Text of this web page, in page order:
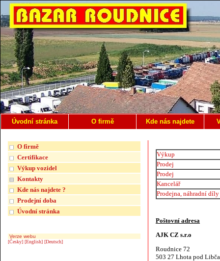
Úvodní stránka O firmě Kde nás najdete
O firmě
Certifikace
Výkup vozidel
Kontakty
Kde nás najdete ?
Prodejní doba
Úvodní stránka
Verze webu
[Česky] [English] [Deutsch]
Výkup
Prodej
Prodej
Kancelář
Prodejna, náhradní díly
Poštovní adresa
AJK CZ s.r.o
Roudnice 72
503 27 Lhota pod